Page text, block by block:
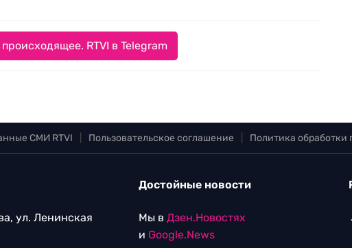
RTVI в Telegram
СМИ RTVI Пользовательское соглашение Политика
ул. Ленинская
Достойные новости
Мы в Дзен.Новостях
и Google.News